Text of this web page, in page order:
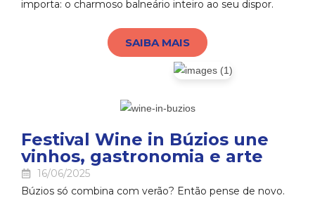
importa: o charmoso balneário inteiro ao seu dispor.
SAIBA MAIS
Festival Wine in Búzios une
vinhos, gastronomia e arte
16/06/2025
Búzios só combina com verão? Então pense de novo.